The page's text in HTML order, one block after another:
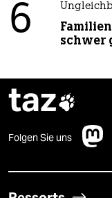
6
schwer
taz
Folgen Sie uns